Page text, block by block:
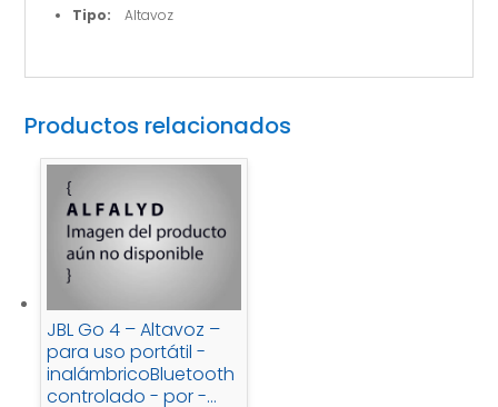
Tipo: Altavoz
Productos relacionados
JBL Go 4 – Altavoz –
para uso portátil -
inalámbricoBluetooth
controlado - por -